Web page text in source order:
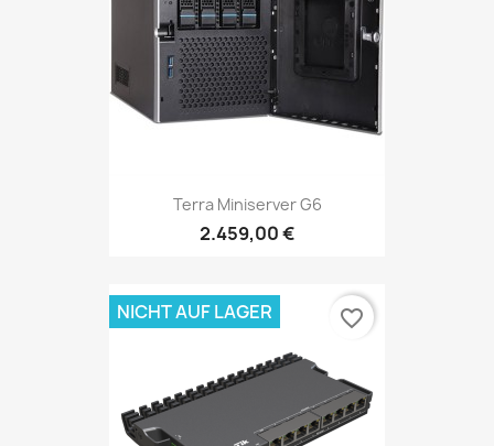
Terra Miniserver G6
2.459,00 €
NICHT AUF LAGER favorite_border